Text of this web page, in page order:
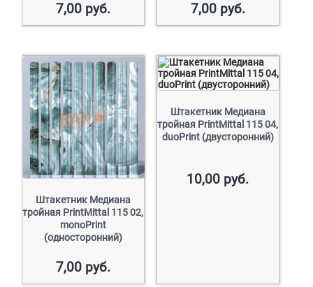
7,00 руб. 7,00 руб.
Штакетник Медиана
тройная PrintMittal 115 02,
monoPrint
(односторонний)
7,00 руб.
Штакетник Медиана
тройная PrintMittal 115 04,
duoPrint (двусторонний)
10,00 руб.